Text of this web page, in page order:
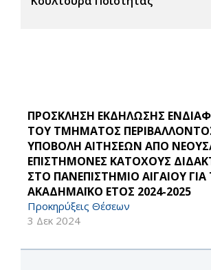
ΠΡΟΣΚΛΗΣΗ ΕΚΔΗΛΩΣΗΣ
ΤΟΥ ΤΜΗΜΑΤΟΣ
ΥΠΟΒΟΛΗ ΑΙΤΗΣΕΩΝ ΑΠΟ
ΕΠΙΣΤΗΜΟΝΕΣ ΚΑΤΟΧΟΥΣ
ΣΤΟ ΠΑΝΕΠΙΣΤΗΜΙΟ ΑΙΓΑΙΟΥ ΓΙΑ
ΑΚΑΔΗΜΑΪΚΟ ΕΤΟΣ 2024-2025
Προκηρύξεις Θέσεων
3 Δεκ 2024